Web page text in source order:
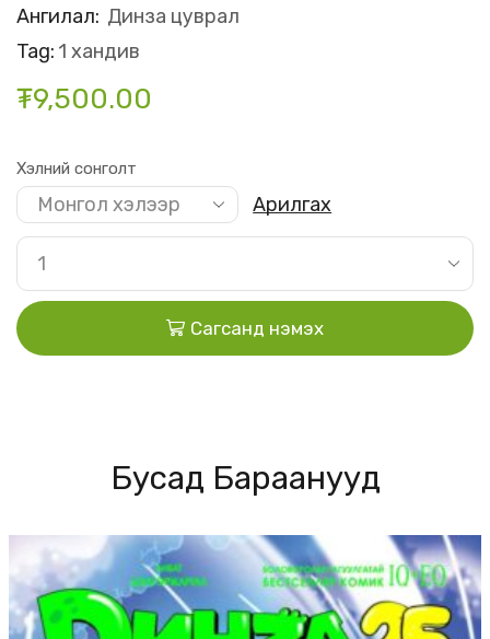
Ангилал: Динза цуврал
Tag: 1 хандив
₮9,500.00
Хэлний сонголт
Арилгах
Сагсанд нэмэх
Бусад Бараанууд